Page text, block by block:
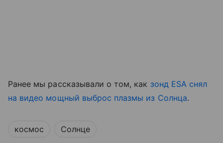
Ранее мы рассказывали о том, как зонд ESA снял
на видео мощный выброс плазмы из Солнца.
космос Солнце